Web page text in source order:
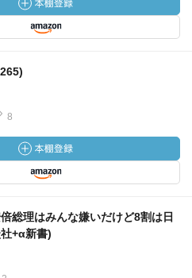
8
倍総理はみんな嫌いだけど8割は日
+α新書)